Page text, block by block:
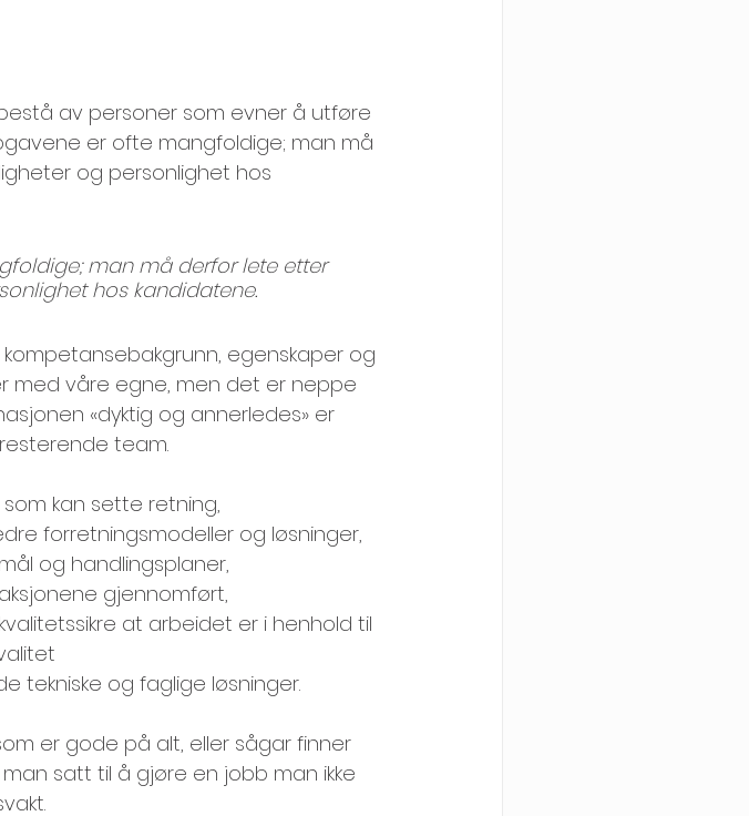
av personer som evner å utføre
er ofte mangfoldige; man må
og personlighet hos
man må derfor lete etter
hos kandidatene.
egenskaper og
med våre egne, men det er neppe
«dyktig og annerledes» er
team.
kan sette retning,
forretningsmodeller og løsninger,
og handlingsplaner,
gjennomført,
at arbeidet er i henhold til
tekniske og faglige løsninger.
er gode på alt, eller sågar finner
satt til å gjøre en jobb man ikke